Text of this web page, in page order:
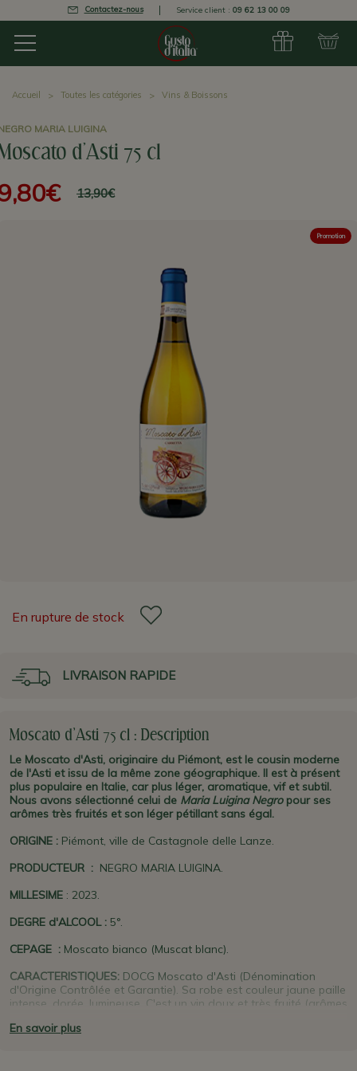
Contactez-nous Service client : 09 62 13 00 09
Accueil Toutes les catégories Vins & Boissons
MARIA LUIGINA
d'Asti 75 cl
13,90€
Promotion
En rupture de stock
LIVRAISON RAPIDE
Moscato d'Asti 75 cl : Description
Le Moscato d'Asti, originaire du Piémont, est le cousin moderne
de l'Asti et issu de la même zone géographique. Il est à présent
plus populaire en Italie, car plus léger, aromatique, vif et subtil.
Nous avons sélectionné celui de Maria Luigina Negropour ses
arômes très fruités et son léger pétillant sans égal.
ORIGINE : Piémont, ville de Castagnole delle Lanze.
PRODUCTEUR : NEGRO MARIA LUIGINA.
MILLESIME : 2023.
DEGRE d'ALCOOL : 5°.
CEPAGE : Moscato bianco (Muscat blanc).
CARACTERISTIQUES: DOCG Moscato d'Asti (Dénomination
d'Origine Contrôlée et Garantie). Sa robe est couleur jaune paille
intense, dorée, lumineuse. C'est un vin doux et très fruité (arômes
de service idéale est entre 6 et 8°.
En savoir plus